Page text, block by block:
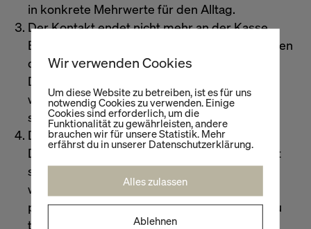
in konkrete Mehrwerte für den Alltag.
Der Kontakt endet nicht mehr an der Kasse
Besonders spannend finde ich den zusätzlichen
digitalen Touchpoint nach dem Kauf.
Die Marke bleibt über den Produktpass
weiterhin präsent und kann Kund*innen auch
später noch begleiten.
Denim wird zur Pilotfläche für Innovation
Der Fokus auf Jeans, Shorts und Röcke macht
strategisch Sinn. Denim gehört zu den
wichtigsten Sortimenten und eignet sich
perfekt, um neue digitale Services sichtbar zu
testen.
Wir verwenden Cookies
Um diese Website zu betreiben, ist es für uns
notwendig Cookies zu verwenden. Einige
Cookies sind erforderlich, um die
Funktionalität zu gewährleisten, andere
brauchen wir für unsere Statistik. Mehr
erfährst du in unserer Datenschutzerklärung.
Alles zulassen
Ablehnen